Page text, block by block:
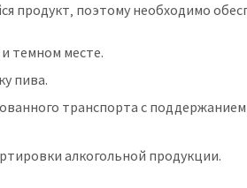
продукт‚ поэтому необходимо
темном месте.
пива.
транспорта с поддержанием
алкогольной продукции.